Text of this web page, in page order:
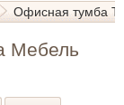
Офисная тумба
Мебель